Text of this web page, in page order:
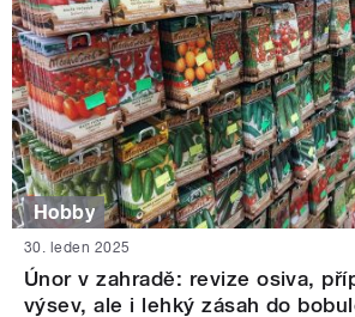
Hobby
30. leden 2025
Únor v zahradě: revize osiva,
výsev, ale i lehký zásah do